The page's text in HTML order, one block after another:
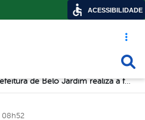
Acesso
Prefeitura de Belo Jardim realiza a formação do Compromissos Nacional da Criança Alfabetizada
08h52
ACESSIBILIDADE